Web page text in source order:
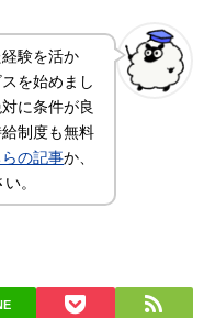
験を活か
を始めまし
に条件が良
制度も無料
らの記事か、
。